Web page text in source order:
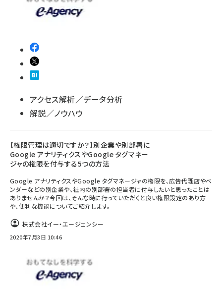
アクセス解析／データ分析
解説／ノウハウ
【権限管理は適切ですか？】別企業や別部署に
Google アナリティクスやGoogle タグマネー
ジャの権限を付与する5つの方法
Google アナリティクスやGoogle タグマネージャの権限を、広告代理店やベ
ンダーなどの別企業や、社内の別部署の担当者に付与したいと思ったことは
ありませんか？今回は、そんな時に行っていただくと良い権限設定のあり方
や、便利な機能についてご紹介します。
株式会社イー・エージェンシー
2020年7月3日 10:46